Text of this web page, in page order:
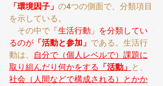
「環境因子」 の4つの側面で、分類項目
を示している。
その中で 「生活行動」を分類してい
るのが 「活動と参加」 である。生活行
動は、
自分で（個人レベルで）課題に
取り組んだり何かをする 「活動」 と、
社会（人間などで構成される）とかか